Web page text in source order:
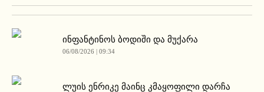
ინფანტინოს ბოდიში და მუქარა
06/08/2026 | 09:34
ლუის ენრიკე მაინც კმაყოფილი დარჩა